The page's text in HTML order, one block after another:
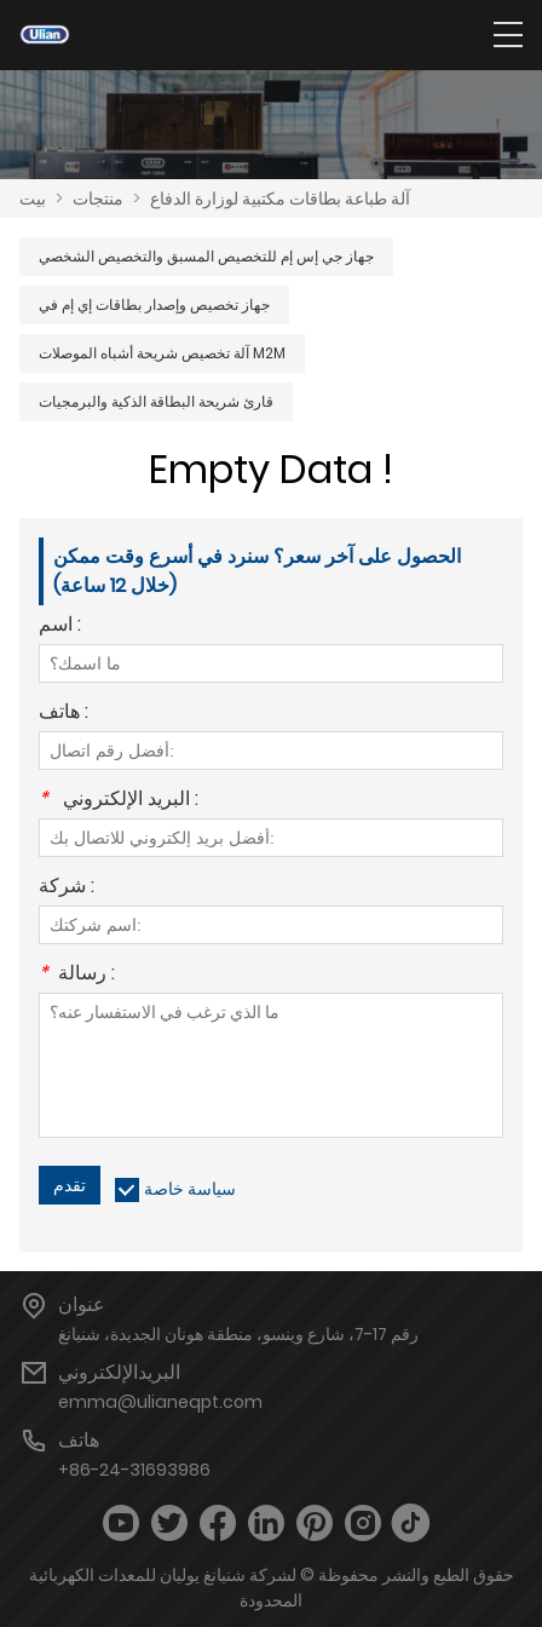
بيت > منتجات > آلة طباعة بطاقات مكتبية لوزارة الدفاع
جهاز جي إس إم للتخصيص المسبق والتخصيص الشخصي
جهاز تخصيص وإصدار بطاقات إي إم في
آلة تخصيص شريحة أشباه الموصلات M2M
قارئ شريحة البطاقة الذكية والبرمجيات
Empty Data !
الحصول على آخر سعر؟ سنرد في أسرع وقت ممكن
(خلال 12 ساعة)
اسم :
هاتف :
* البريد الإلكتروني :
شركة :
* رسالة :
تقدم سياسة خاصة
عنوان
رقم 17-7، شارع وينسو، منطقة هونان الجديدة، شنيانغ
البريدالإلكتروني
emma@ulianeqpt.com
هاتف
+86-24-31693986
حقوق الطبع والنشر محفوظة © لشركة شنيانغ يوليان للمعدات الكهربائية
المحدودة